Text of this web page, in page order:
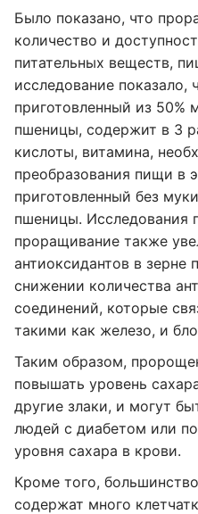
Было показано, что
количество и
питательных веществ,
исследование показало,
приготовленный из 50%
пшеницы, содержит в 3
кислоты, витамина,
преобразования пищи в
приготовленный без
пшеницы. Исследования
проращивание также
антиоксидантов в зерне
снижении количества
соединений, которые
такими как железо, и
Таким образом,
повышать уровень
другие злаки, и могут
людей с диабетом или
уровня сахара в крови.
Кроме того,
содержат много